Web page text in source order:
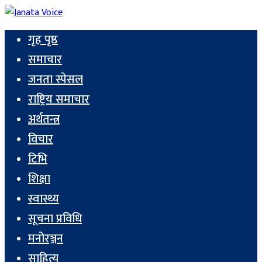
गृह पृष्ठ
समाचार
जनता स्पेसल
राष्ट्रिय समाचार
अर्थतन्त्र
विचार
टिभि
शिक्षा
स्वास्थ्य
सूचना प्रविधि
मनोरञ्जन